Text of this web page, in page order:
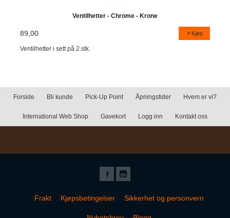
Ventilhetter - Chrome - Krone
89,00 Kjøp
Ventilhetter i sett på 2.stk.
Forside Bli kunde Pick-Up Point Åpningstider Hvem er vi?
International Web Shop Gavekort Logg inn Kontakt oss
Frakt Kjøpsbetingelser Sikkerhet og personvern